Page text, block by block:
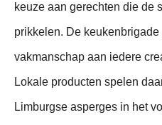
keuze aan gerechten die de
prikkelen. De
vakmanschap aan iedere
Lokale producten spelen
Limburgse asperges in het